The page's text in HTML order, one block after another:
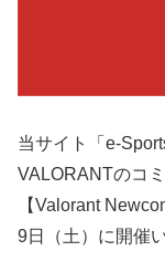
当サイト「e-
VALORANTのコ
【Valorant
9日（土）に開催